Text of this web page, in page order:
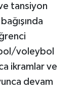
tansiyon
voleybol
ikramlar ve
devam